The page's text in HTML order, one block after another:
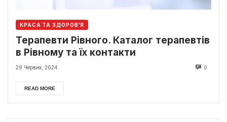
КРАСА ТА ЗДОРОВ'Я
Терапевти Рівного. Каталог терапевтів
в Рівному та їх контакти
29 Червня, 2024 0
READ MORE